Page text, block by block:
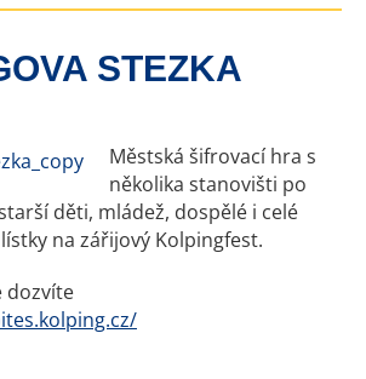
STEZKA
Městská šifrovací hra s
několika stanovišti po
děti, mládež, dospělé i celé
na zářijový Kolpingfest.
dozvíte